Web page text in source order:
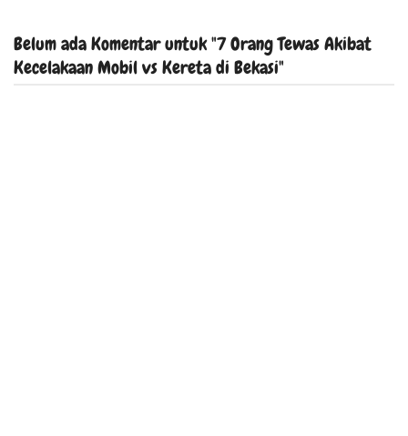
Belum ada Komentar untuk "7 Orang Tewas Akibat
Kecelakaan Mobil vs Kereta di Bekasi"